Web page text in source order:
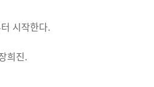
시작한다.
희진.